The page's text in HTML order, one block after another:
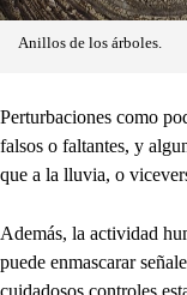
Anillos de los árboles.
Perturbaciones como
falsos o faltantes, y
que a la lluvia, o
Además, la actividad
puede enmascarar